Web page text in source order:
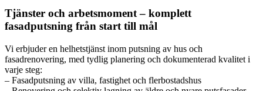
Tjänster och arbetsmoment – komplett
fasadputsning från start till mål
Vi erbjuder en helhetstjänst inom putsning av hus och
fasadrenovering, med tydlig planering och dokumenterad kvalitet i
varje steg:
– Fasadputsning av villa, fastighet och flerbostadshus